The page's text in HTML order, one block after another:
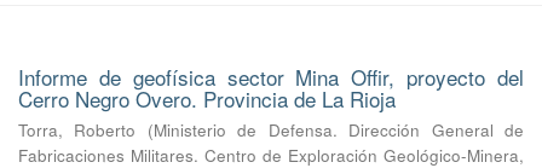
Informe de geofísica sector Mina Offir, proyecto del
Cerro Negro Overo. Provincia de La Rioja
Torra, Roberto (Ministerio de Defensa. Dirección General de
Fabricaciones Militares. Centro de Exploración Geológico-Minera,